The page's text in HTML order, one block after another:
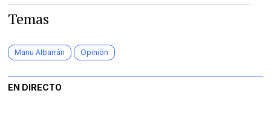
Temas
Manu Albarrán Opinión
EN DIRECTO